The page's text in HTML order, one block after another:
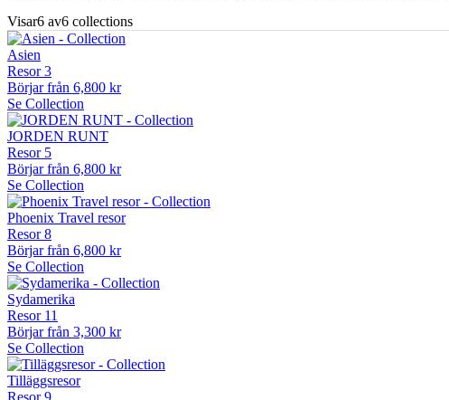
Visar6 av6 collections
Asien
Resor 3
Börjar från 6,800 kr
Se Collection
JORDEN RUNT
Resor 5
Börjar från 6,800 kr
Se Collection
Phoenix Travel resor
Resor 8
Börjar från 6,800 kr
Se Collection
Sydamerika
Resor 11
Börjar från 3,300 kr
Se Collection
Tilläggsresor